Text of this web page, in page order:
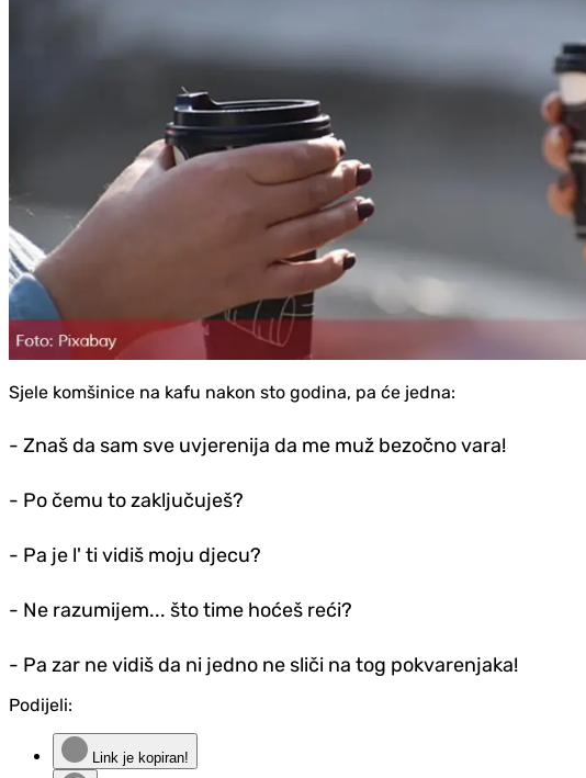
Sjele komšinice na kafu nakon sto godina, pa će jedna:
- Znaš da sam sve uvjerenija da me muž bezočno vara!
- Po čemu to zaključuješ?
- Pa je l' ti vidiš moju d‌jecu?
- Ne razumijem... što time hoćeš reći?
- Pa zar ne vidiš da ni jedno ne sliči na tog pokvarenjaka!
Podijeli:
Link je kopiran!